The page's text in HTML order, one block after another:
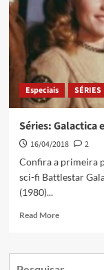
Especiais SÉRIES
Séries: Galactica
16/04/2018
2
Confira a primeira
sci-fi Battlestar
(1980)...
Read More